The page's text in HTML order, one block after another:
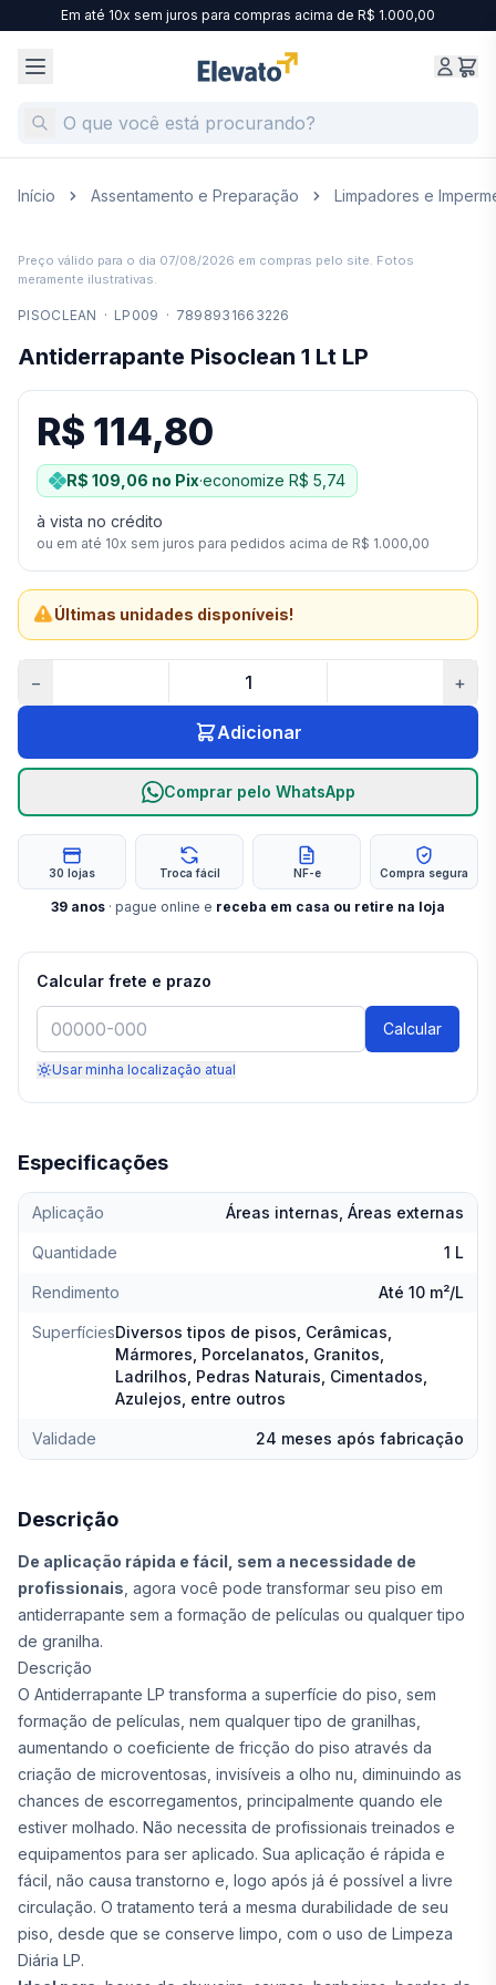
Em até 10x sem juros para compras acima de R$ 1.000,00
Início Assentamento e Preparação Limpadores e
Preço válido para o dia 07/08/2026 em compras pelo site. Fotos
meramente ilustrativas.
Especificações
Aplicação Áreas internas, Áreas externas
Quantidade 1 L
Rendimento Até 10 m²/L
SuperfíciesDiversos tipos de pisos, Cerâmicas,
Mármores, Porcelanatos, Granitos,
Ladrilhos, Pedras Naturais, Cimentados,
Azulejos, entre outros
Validade 24 meses após fabricação
Descrição
De aplicação rápida e fácil, sem a necessidade de
profissionais , agora você pode transformar seu piso em
antiderrapante sem a formação de películas ou qualquer tipo
de granilha.
Descrição
O Antiderrapante LP transforma a superfície do piso, sem
formação de películas, nem qualquer tipo de granilhas,
aumentando o coeficiente de fricção do piso através da
criação de microventosas, invisíveis a olho nu, diminuindo as
chances de escorregamentos, principalmente quando ele
estiver molhado. Não necessita de profissionais treinados e
equipamentos para ser aplicado. Sua aplicação é rápida e
fácil, não causa transtorno e, logo após já é possível a livre
circulação. O tratamento terá a mesma durabilidade de seu
piso, desde que se conserve limpo, com o uso de Limpeza
Diária LP.
PISOCLEAN · LP009 · 7898931663226
Antiderrapante Pisoclean 1 Lt LP
R$ 114,80
R$ 109,06 no Pix·economize R$ 5,74
à vista no crédito
ou em até 10x sem juros para pedidos acima de R$ 1.000,00
Últimas unidades disponíveis!
− +
Adicionar
Comprar pelo WhatsApp
30 lojas Troca fácil NF-e Compra segura
39 anos · pague online e receba em casa ou retire na loja
Calcular frete e prazo
Calcular
Usar minha localização atual